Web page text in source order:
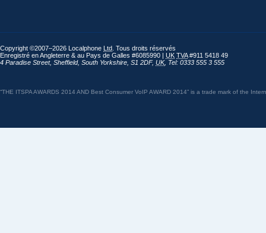
Copyright ©2007–2026 Localphone Ltd . Tous droits réservés
Enregistré en Angleterre & au Pays de Galles #6085990 | UK TVA#911 5418 49
4 Paradise Street, Sheffield, South Yorkshire S1 2DF, UK, Tel: 0333 555 3 555
“THE ITSPA AWARDS 2014 AND Best Consumer VoIP AWARD 2014” is a trade mark of the